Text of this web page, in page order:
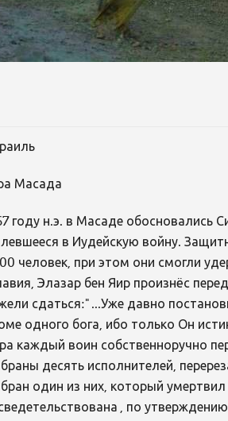
Масада
году н.э. в Масаде обосновались
в Иудейскую войну.
человек, при этом они смогли
Элазар бен Яир произнёс
сдаться:" ...Уже давно
одного бога, ибо только Он
каждый воин собственноручно
десять исполнителей,
один из них, который
, по